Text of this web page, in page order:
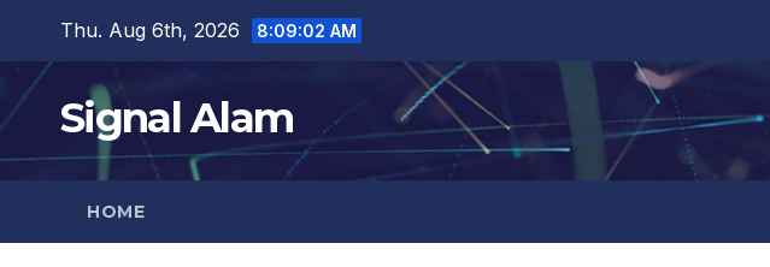
content
Thu. Aug 6th, 2026 8:09:02 AM
Signal Alam
HOME